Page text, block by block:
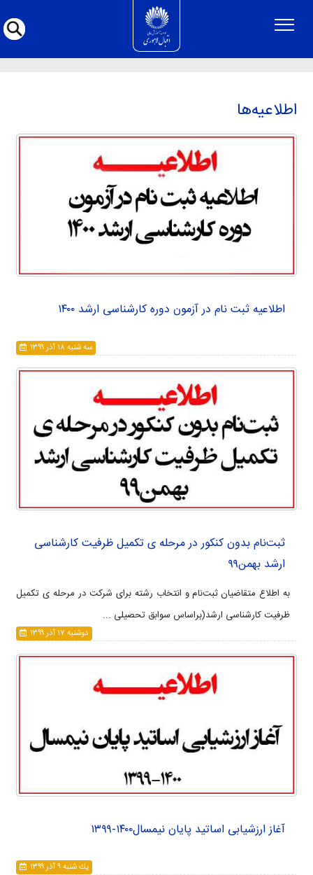
اطلاعیه‌ها
اطلاعیه‌ها
اطلاعیه ثبت نام در آزمون دوره کارشناسی ارشد ۱۴۰۰
سه شنبه ۱۸ آذر ۱۳۹۹
ثبت‌نام بدون کنکور در مرحله ی تکمیل ظرفیت کارشناسی
ارشد بهمن۹۹
به اطلاع متقاضیان ثبت‌نام و انتخاب رشته برای شرکت در مرحله ی تکمیل
ظرفیت کارشناسی ارشد(براساس سوابق تحصیلی ...
دوشنبه ۱۷ آذر ۱۳۹۹
آغاز ارزشیابی اساتید پایان نیمسال۱۴۰۰-۱۳۹۹
يك شنبه ۹ آذر ۱۳۹۹